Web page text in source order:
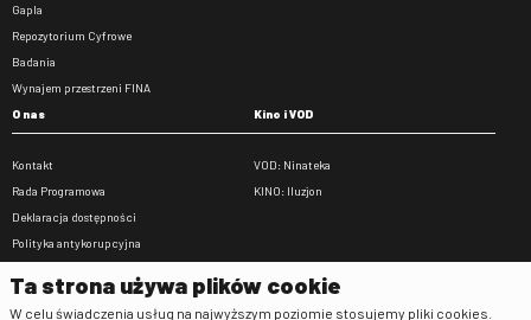
Gapla
Repozytorium Cyfrowe
Badania
Wynajem przestrzeni FINA
O nas
Kontakt
Rada Programowa
Deklaracja dostępności
Polityka antykorupcyjna
Zamówienia publiczne
Kino i VOD
VOD: Ninateka
KINO: Iluzjon
Ta strona używa plików cookie
W celu świadczenia usług na najwyższym poziomie stosujemy pliki cookies.